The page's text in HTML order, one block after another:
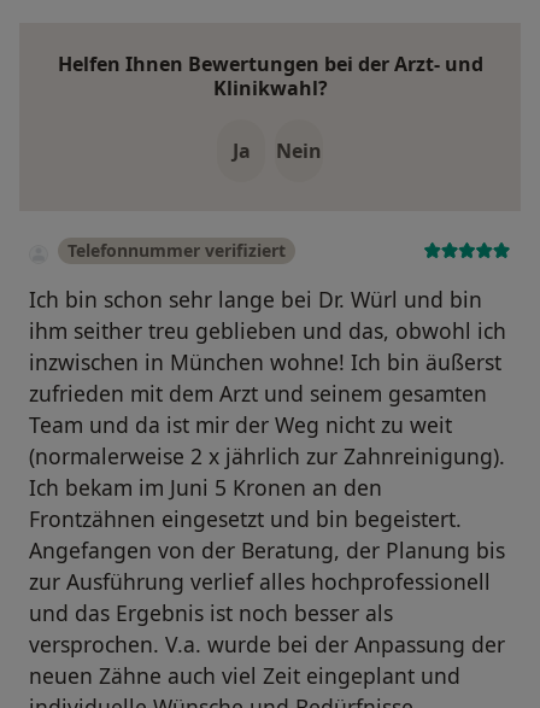
Helfen Ihnen Bewertungen bei der Arzt- und
Klinikwahl?
Ja Nein
Telefonnummer verifiziert
Ich bin schon sehr lange bei Dr. Würl und bin
ihm seither treu geblieben und das, obwohl ich
inzwischen in München wohne! Ich bin äußerst
zufrieden mit dem Arzt und seinem gesamten
Team und da ist mir der Weg nicht zu weit
(normalerweise 2 x jährlich zur Zahnreinigung).
Ich bekam im Juni 5 Kronen an den
Frontzähnen eingesetzt und bin begeistert.
Angefangen von der Beratung, der Planung bis
zur Ausführung verlief alles hochprofessionell
und das Ergebnis ist noch besser als
versprochen. V.a. wurde bei der Anpassung der
neuen Zähne auch viel Zeit eingeplant und